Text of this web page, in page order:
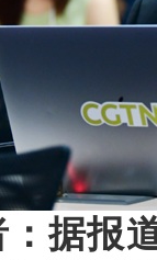
据报